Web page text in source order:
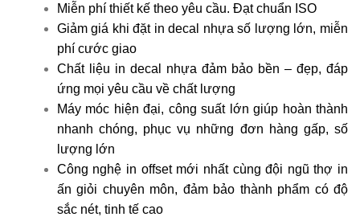
Miễn phí thiết kế theo yêu cầu. Đạt chuẩn ISO
Giảm giá khi đặt in decal nhựa số lượng lớn, miễn
phí cước giao
Chất liệu in decal nhựa đảm bảo bền – đẹp, đáp
ứng mọi yêu cầu về chất lượng
Máy móc hiện đại, công suất lớn giúp hoàn thành
nhanh chóng, phục vụ những đơn hàng gấp, số
lượng lớn
Công nghệ in offset mới nhất cùng đội ngũ thợ in
ấn giỏi chuyên môn, đảm bảo thành phẩm có độ
sắc nét, tinh tế cao